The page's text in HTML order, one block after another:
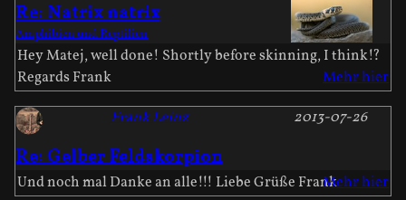
Re: Natrix natrix
Amphibien und Reptilien
Hey Matej, well done! Shortly before skinning, I think!?
Regards Frank
Mehr hier
Re: Gelber Feldskorpion
2013-07-26
Frank Leinz
Und noch mal Danke an alle!!! Liebe Grüße FrankMehr hier